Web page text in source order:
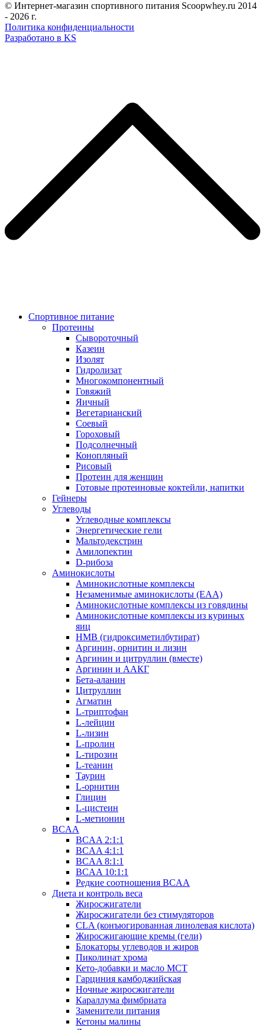
© Интернет-магазин спортивного питания Scoopwhey.ru 2014
- 2026 г.
Политика конфиденциальности
Разработано в KS
Спортивное питание
Протеины
Сывороточный
Казеин
Изолят
Гидролизат
Многокомпонентный
Говяжий
Яичный
Вегетарианский
Соевый
Гороховый
Подсолнечный
Конопляный
Рисовый
Протеин для женщин
Готовые протеиновые коктейли, напитки
Гейнеры
Углеводы
Углеводные комплексы
Энергетические гели
Мальтодекстрин
Амилопектин
D-рибоза
Аминокислоты
Аминокислотные комплексы
Незаменимые аминокислоты (EAA)
Аминокислотные комплексы из говядины
Аминокислотные комплексы из куриных
яиц
HMB (гидроксиметилбутират)
Аргинин, орнитин и лизин
Аргинин и цитруллин (вместе)
Аргинин и ААКГ
Бета-аланин
Цитруллин
Агматин
L-триптофан
L-лейцин
L-лизин
L-пролин
L-тирозин
L-теанин
Таурин
L-орнитин
Глицин
L-цистеин
L-метионин
BCAA
BCAA 2:1:1
BCAA 4:1:1
BCAA 8:1:1
BCAA 10:1:1
Редкие соотношения BCAA
Диета и контроль веса
Жиросжигатели
Жиросжигатели без стимуляторов
CLA (конъюгированная линолевая кислота)
Жиросжигающие кремы (гели)
Блокаторы углеводов и жиров
Пиколинат хрома
Кето-добавки и масло МСТ
Гарциния камбоджийская
Ночные жиросжигатели
Караллума фимбриата
Заменители питания
Кетоны малины